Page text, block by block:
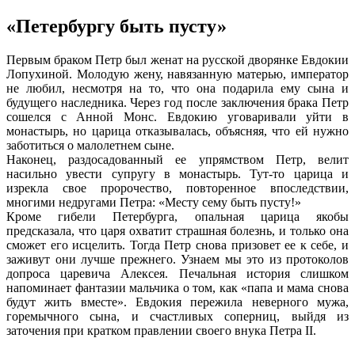
«Петербургу быть пусту»
Первым браком Петр был женат на русской дворянке Евдокии
Лопухиной. Молодую жену, навязанную матерью, император
не любил, несмотря на то, что она подарила ему сына и
будущего наследника. Через год после заключения брака Петр
сошелся с Анной Монс. Евдокию уговаривали уйти в
монастырь, но царица отказывалась, объясняя, что ей нужно
заботиться о малолетнем сыне.
Наконец, раздосадованный ее упрямством Петр, велит
насильно увести супругу в монастырь. Тут-то царица и
изрекла свое пророчество, повторенное впоследствии,
многими недругами Петра: «Месту сему быть пусту!»
Кроме гибели Петербурга, опальная царица якобы
предсказала, что царя охватит страшная болезнь, и только она
сможет его исцелить. Тогда Петр снова призовет ее к себе, и
заживут они лучше прежнего. Узнаем мы это из протоколов
допроса царевича Алексея. Печальная история слишком
напоминает фантазии мальчика о том, как «папа и мама снова
будут жить вместе». Евдокия пережила неверного мужа,
горемычного сына, и счастливых соперниц, выйдя из
заточения при кратком правлении своего внука Петра II.